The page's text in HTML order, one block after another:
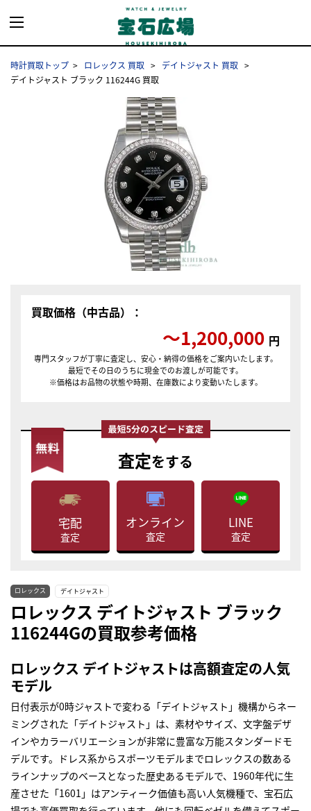
時計買取トップ ロレックス 買取
デイトジャスト 買取
デイトジャスト ブラック 116244G 買取
買取価格（中古品）：
〜1,200,000 円
専門スタッフが丁寧に査定し、安心・納得の価格をご案内いたします。
最短でその日のうちに現金でのお渡しが可能です。
※価格はお品物の状態や時期、在庫数により変動いたします。
査定をする
宅配
査定
オンライン
査定
LINE
査定
ロレックス デイトジャスト
ロレックス デイトジャスト ブラック
116244Gの買取参考価格
ロレックス デイトジャストは高額査定の人気
モデル
日付表示が0時ジャストで変わる「デイトジャスト」機構からネー
ミングされた「デイトジャスト」は、素材やサイズ、文字盤デザ
インやカラーバリエーションが非常に豊富な万能スタンダードモ
デルです。ドレス系からスポーツモデルまでロレックスの数ある
ラインナップのベースとなった歴史あるモデルで、1960年代に生
産させた「1601」はアンティーク価値も高い人気機種で、宝石広